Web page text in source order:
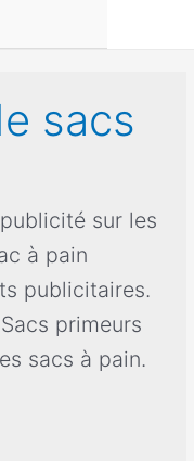
sacs
sur les
à pain
publicitaires.
primeurs
sacs à pain.